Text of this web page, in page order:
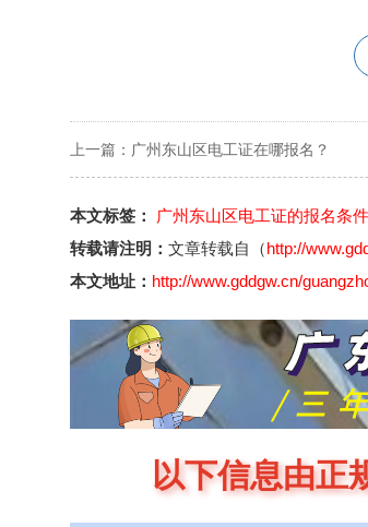
上一篇： 广州东山区电工证在哪报名？
本文标签：
广州东山区电工证的报名条
转载请注明： 文章转载自（http://
本文地址： http://www.gddgw.cn/
以下信息由正